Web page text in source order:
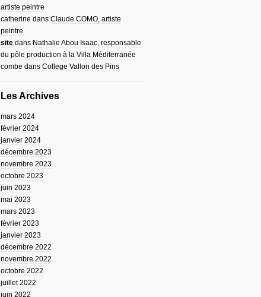
artiste peintre
catherine dans Claude COMO, artiste
peintre
sitedans Nathalie Abou Isaac, responsable
du pôle production à la Villa Méditerranée
combe dans College Vallon des Pins
Les Archives
mars 2024
février 2024
janvier 2024
décembre 2023
novembre 2023
octobre 2023
juin 2023
mai 2023
mars 2023
février 2023
janvier 2023
décembre 2022
novembre 2022
octobre 2022
juillet 2022
juin 2022